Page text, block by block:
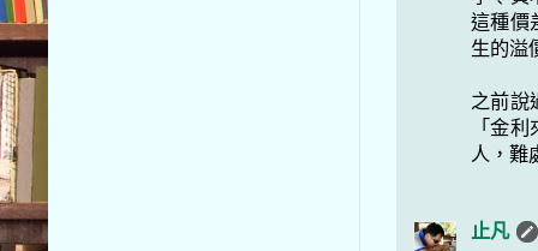
這種價
生的溢
之前說
「金
人，難
止凡